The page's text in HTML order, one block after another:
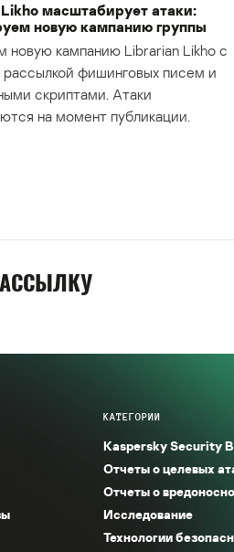
масштабирует атаки:
новую кампанию группы
новую кампанию Librarian Likho с
фишинговых писем и
скриптами. Атаки
на момент публикации.
КАТЕГОРИИ
Kaspersky Security
Отчеты о целевых
Отчеты о
Исследование
Технологии